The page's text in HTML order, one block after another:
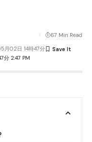
分 2:47 PM
月02日 14時47分
67 Min Read